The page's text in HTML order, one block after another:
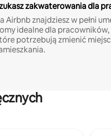
zakwaterowania dla
Airbnb znajdziesz w pełni
idealne dla
potrzebują zmienić